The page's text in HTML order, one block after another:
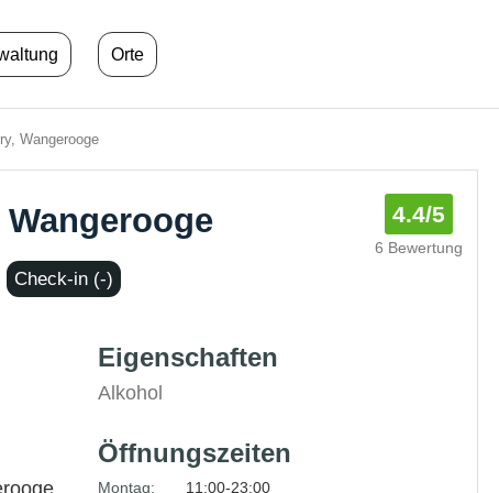
Orte
Wangerooge
4.4/5
6 Bewertung
Check-in (-)
Eigenschaften
Alkohol
Öffnungszeiten
Montag:
11:00-23:00